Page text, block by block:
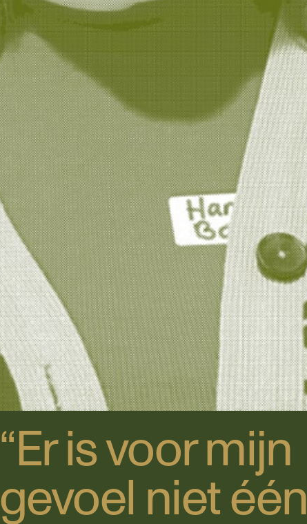
“Er is voor mijn
gevoel niet één